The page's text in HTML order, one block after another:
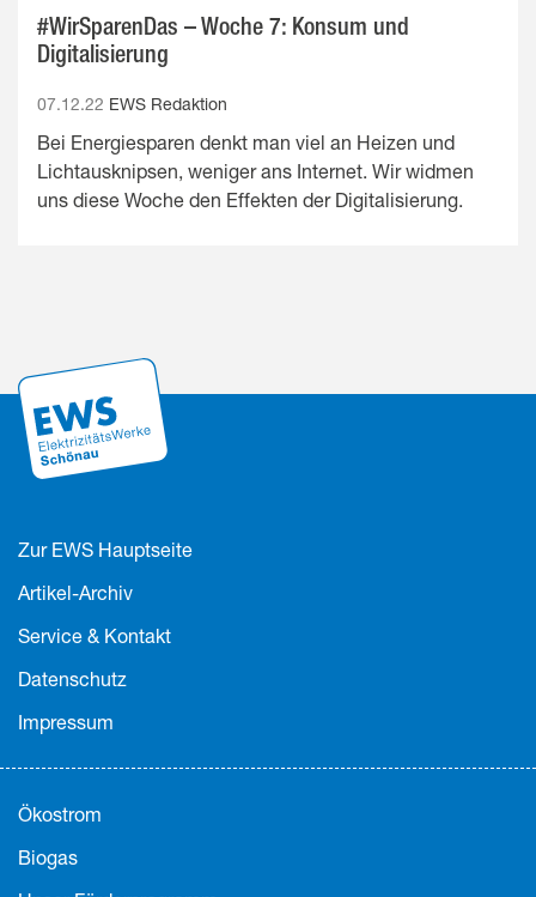
#WirSparenDas – Woche 7: Konsum und
Digitalisierung
07.12.22 EWS Redaktion
Bei Energiesparen denkt man viel an Heizen und
Lichtausknipsen, weniger ans Internet. Wir widmen
uns diese Woche den Effekten der Digitalisierung.
Zur EWS Hauptseite
Artikel-Archiv
Service & Kontakt
Datenschutz
Impressum
Ökostrom
Biogas